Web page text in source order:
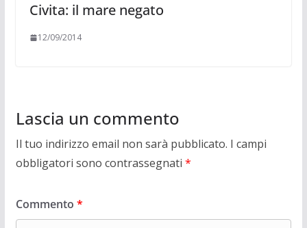
Civita: il mare negato
12/09/2014
Lascia un commento
Il tuo indirizzo email non sarà pubblicato. I campi
obbligatori sono contrassegnati *
Commento *